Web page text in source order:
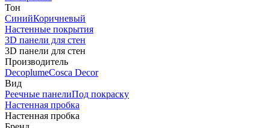
Тон
СинийКоричневый
Настенные покрытия
3D панели для стен
3D панели для стен
Производитель
DecoplumeCosca Decor
Вид
Реечные панелиПод покраску
Настенная пробка
Настенная пробка